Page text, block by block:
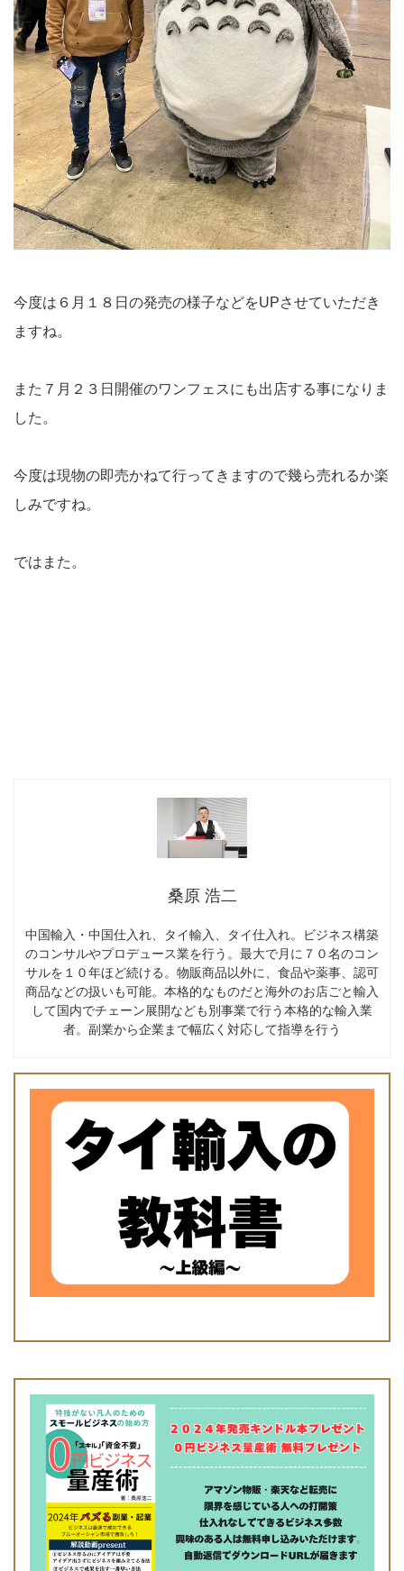
今度は６月１８日の発売の様子などをUPさせていただき
ますね。
また７月２３日開催のワンフェスにも出店する事になりま
した。
今度は現物の即売かねて行ってきますので幾ら売れるか楽
しみですね。
ではまた。
桑原 浩二
中国輸入・中国仕入れ、タイ輸入、タイ仕入れ。ビジネス構築
のコンサルやプロデュース業を行う。最大で月に７０名のコン
サルを１０年ほど続ける。物販商品以外に、食品や薬事、認可
商品などの扱いも可能。本格的なものだと海外のお店ごと輸入
して国内でチェーン展開なども別事業で行う本格的な輸入業
者。副業から企業まで幅広く対応して指導を行う